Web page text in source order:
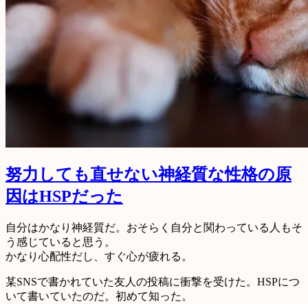
努力しても直せない神経質な性格の原
因はHSPだった
自分はかなり神経質だ。おそらく自分と関わっている人もそ
う感じていると思う。
かなり心配性だし、すぐ心が疲れる。
某SNSで書かれていた友人の投稿に衝撃を受けた。HSPにつ
いて書いていたのだ。初めて知った。